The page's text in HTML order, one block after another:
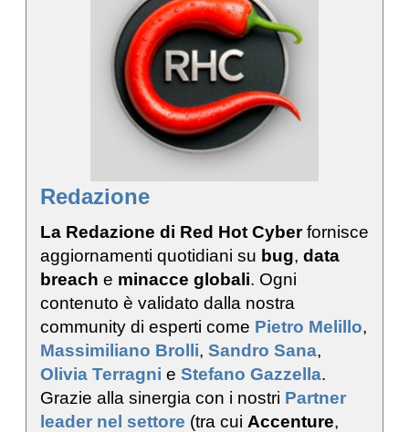
Redazione
La Redazione di Red Hot Cyberfornisce
aggiornamenti quotidiani su bug, data
breach e minacce globali. Ogni
contenuto è validato dalla nostra
community di esperti come Pietro Melillo,
Massimiliano Brolli, Sandro Sana,
Olivia Terragni e Stefano Gazzella.
Grazie alla sinergia con i nostri Partner
leader nel settore (tra cui Accenture,